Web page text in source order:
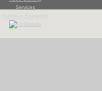
Services